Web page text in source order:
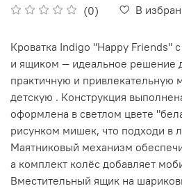
(0) В
Кроватка Indigo "Happy Friends"
и ящиком — идеальное решение
практичную и привлекательную
детскую . Конструкция
оформлена в светлом цвете
рисунком мишек, что подходи в
Маятниковый механизм
а комплект колёс добавляет
Вместительный ящик на